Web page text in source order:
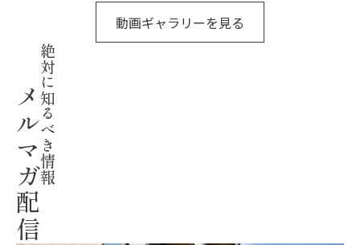
動画ギャラリーを見る
メルマガ配信絶対に知るべき情報